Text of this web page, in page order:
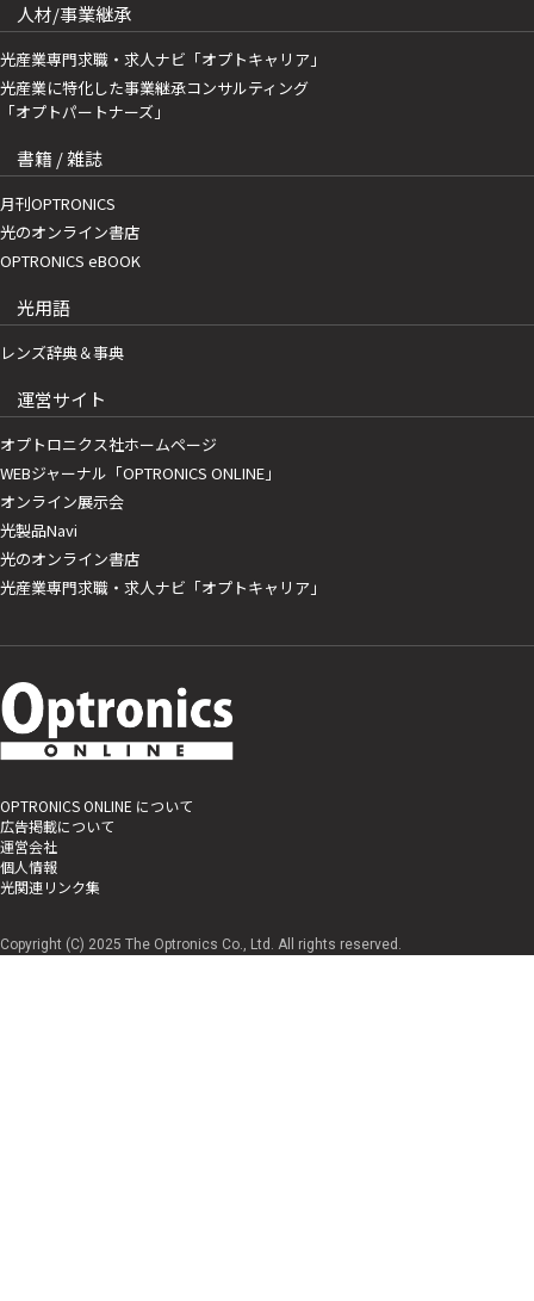
人材/事業継承
光産業専門求職・求人ナビ「オプトキャリア」
光産業に特化した事業継承コンサルティング
「オプトパートナーズ」
書籍 / 雑誌
月刊OPTRONICS
光のオンライン書店
OPTRONICS eBOOK
光用語
レンズ辞典＆事典
運営サイト
オプトロニクス社ホームページ
WEBジャーナル「OPTRONICS ONLINE」
オンライン展示会
光製品Navi
光のオンライン書店
光産業専門求職・求人ナビ「オプトキャリア」
OPTRONICS ONLINE について
広告掲載について
運営会社
個人情報
光関連リンク集
Copyright (C) 2025 The Optronics Co., Ltd. All rights reserved.